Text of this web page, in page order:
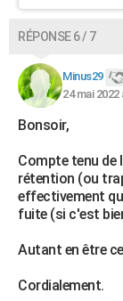
RÉPONSE 6 / 7
Minus29
24 mai 2022
Bonsoir,
Compte tenu de
rétention (ou
effectivement
fuite (si c'est
Autant en être
Cordialement.